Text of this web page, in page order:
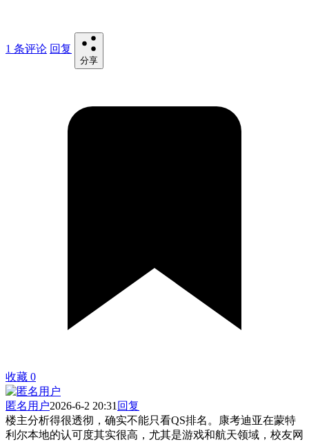
1 条评论 回复
分享
收藏 0
匿名用户2026-6-2 20:31 回复
楼主分析得很透彻，确实不能只看QS排名。康考迪亚在蒙特
利尔本地的认可度其实很高，尤其是游戏和航天领域，校友网